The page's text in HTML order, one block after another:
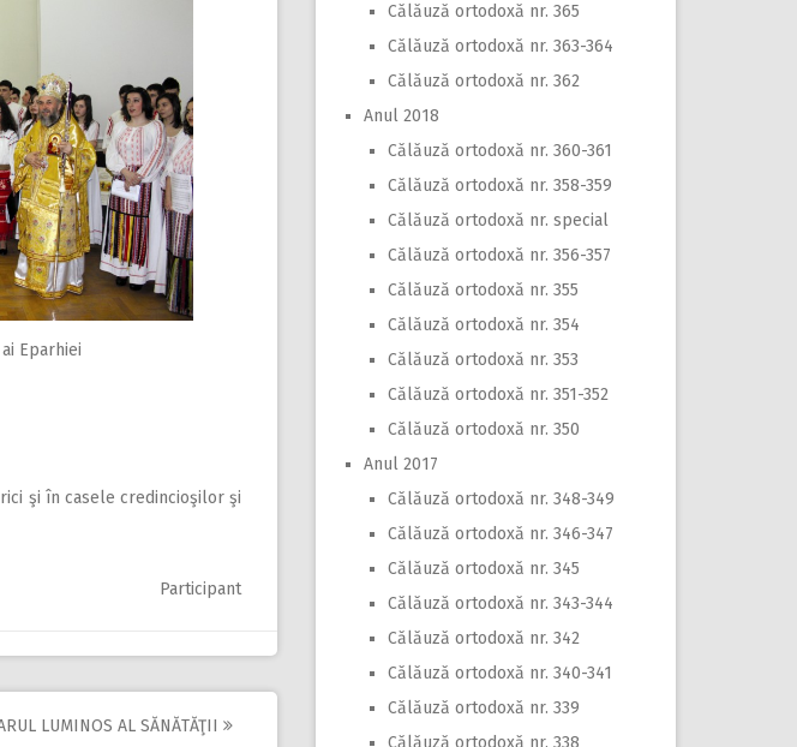
Eparhiei
şi în casele credincioşilor şi
Participant
LUMINOS AL SĂNĂTĂŢII
Călăuză ortodoxă nr. 365
Călăuză ortodoxă nr. 363-364
Călăuză ortodoxă nr. 362
Anul 2018
Călăuză ortodoxă nr. 360-361
Călăuză ortodoxă nr. 358-359
Călăuză ortodoxă nr. special
Călăuză ortodoxă nr. 356-357
Călăuză ortodoxă nr. 355
Călăuză ortodoxă nr. 354
Călăuză ortodoxă nr. 353
Călăuză ortodoxă nr. 351-352
Călăuză ortodoxă nr. 350
Anul 2017
Călăuză ortodoxă nr. 348-349
Călăuză ortodoxă nr. 346-347
Călăuză ortodoxă nr. 345
Călăuză ortodoxă nr. 343-344
Călăuză ortodoxă nr. 342
Călăuză ortodoxă nr. 340-341
Călăuză ortodoxă nr. 339
Călăuză ortodoxă nr. 338